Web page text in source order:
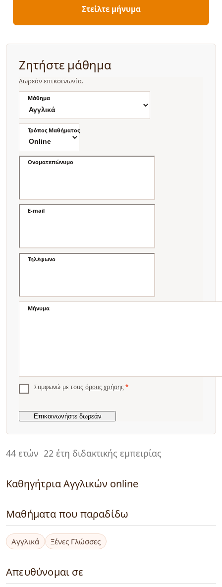
44 ετών 22 έτη διδακτικής εμπειρίας
Καθηγήτρια Αγγλικών online
Μαθήματα που παραδίδω
Αγγλικά Ξένες Γλώσσες
Απευθύνομαι σε
Στείλτε μήνυμα
Ζητήστε μάθημα
Δωρεάν επικοινωνία.
Μάθημα
Τρόπος Μαθήματος
Ονοματεπώνυμο
E-mail
Τηλέφωνο
Μήνυμα
Συμφωνώ με τους όρους χρήσης *